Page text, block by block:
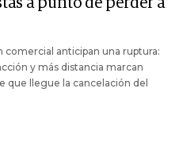
a punto de perder a
comercial anticipan una ruptura:
y más distancia marcan
que llegue la cancelación del